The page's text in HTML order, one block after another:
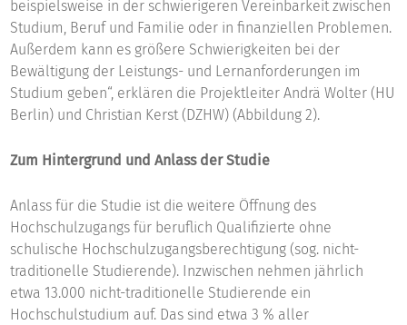
beispielsweise in der schwierigeren Vereinbarkeit zwischen
Studium, Beruf und Familie oder in finanziellen Problemen.
Außerdem kann es größere Schwierigkeiten bei der
Bewältigung der Leistungs- und Lernanforderungen im
Studium geben“, erklären die Projektleiter Andrä Wolter (HU
Berlin) und Christian Kerst (DZHW) (Abbildung 2).
Zum Hintergrund und Anlass der Studie
Anlass für die Studie ist die weitere Öffnung des
Hochschulzugangs für beruflich Qualifizierte ohne
schulische Hochschulzugangsberechtigung (sog. nicht-
traditionelle Studierende). Inzwischen nehmen jährlich
etwa 13.000 nicht-traditionelle Studierende ein
Hochschulstudium auf. Das sind etwa 3 % aller